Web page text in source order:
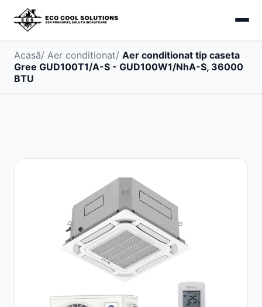
Acasă/ Aer conditionat/ Aer conditionat tip caseta
Gree GUD100T1/A-S - GUD100W1/NhA-S, 36000
BTU